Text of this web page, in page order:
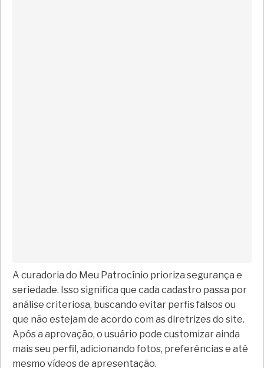
A curadoria do Meu Patrocínio prioriza segurança e
seriedade. Isso significa que cada cadastro passa por
análise criteriosa, buscando evitar perfis falsos ou
que não estejam de acordo com as diretrizes do site.
Após a aprovação, o usuário pode customizar ainda
mais seu perfil, adicionando fotos, preferências e até
mesmo vídeos de apresentação.